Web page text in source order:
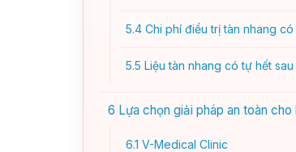
5.4 Chi phí điều trị tàn nhang
5.5 Liệu tàn nhang có tự hết
6 Lựa chọn giải pháp an toàn cho
6.1 V-Medical Clinic